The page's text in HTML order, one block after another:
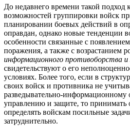
До недавнего времени такой подход
возможностей группировки войск
планировании боевых действий в
оправдан, однако новые тенденции
особенности связанные с
поражения, а также с возрастанием
информационного противоборства
свидетельствуют о его
условиях. Более того, если в
своих войск и противника не
разведывательно-информационному
управлению и защите, то
определять войскам посильные
затруднительно.